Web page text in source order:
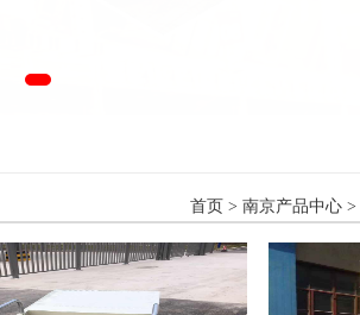
首页 > 南京产品中心 >